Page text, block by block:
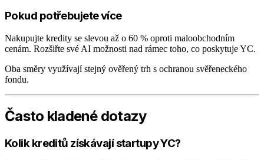
Pokud potřebujete více
Nakupujte kredity se slevou až o 60 % oproti maloobchodním
cenám. Rozšiřte své AI možnosti nad rámec toho, co poskytuje YC.
Oba směry využívají stejný ověřený trh s ochranou svěřeneckého
fondu.
Často kladené dotazy
Kolik kreditů získávají startupy YC?